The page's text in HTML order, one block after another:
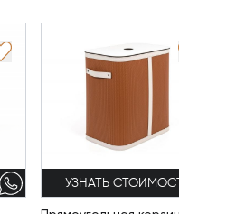
УЗНАТЬ СТОИМОСТЬ